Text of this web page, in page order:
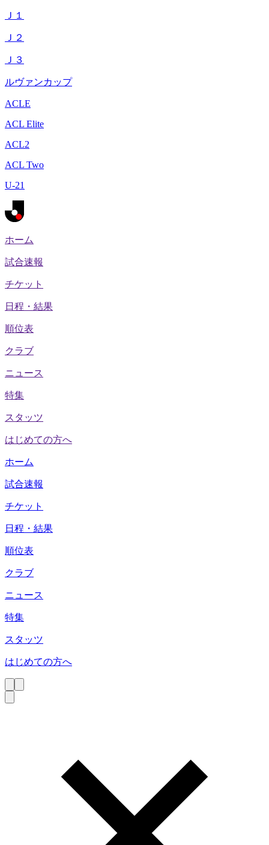
Ｊ１
Ｊ２
Ｊ３
ルヴァンカップ
ACLE
ACL Elite
ACL2
ACL Two
U-21
ホーム
試合速報
チケット
日程・結果
順位表
クラブ
ニュース
特集
スタッツ
はじめての方へ
ホーム
試合速報
チケット
日程・結果
順位表
クラブ
ニュース
特集
スタッツ
はじめての方へ